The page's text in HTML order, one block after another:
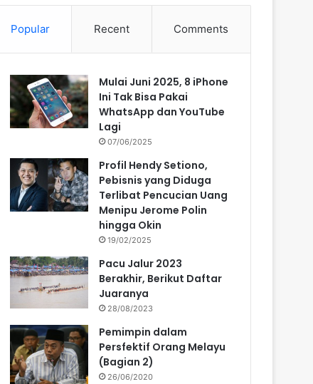
Popular Recent Comments
Mulai Juni 2025, 8 iPhone
Ini Tak Bisa Pakai
WhatsApp dan YouTube
Lagi
07/06/2025
Profil Hendy Setiono,
Pebisnis yang Diduga
Terlibat Pencucian Uang
Menipu Jerome Polin
hingga Okin
19/02/2025
Pacu Jalur 2023
Berakhir, Berikut Daftar
Juaranya
28/08/2023
Pemimpin dalam
Persfektif Orang Melayu
(Bagian 2)
26/06/2020